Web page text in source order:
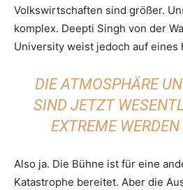
Volkswirtschaften sind größer.
komplex. Deepti Singh von der
University weist jedoch auf eines
DIE ATMOSPHÄRE
SIND JETZT
EXTREME
Also ja. Die Bühne ist für eine
Katastrophe bereitet. Aber die